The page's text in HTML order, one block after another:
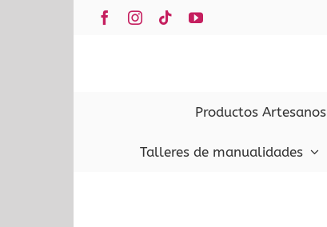
FacebookInstagram
TiktokYouTube
Productos Artesanos
Talleres de manualidades